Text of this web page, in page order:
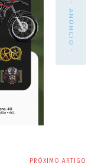
- ANÚNCIO -
PRÓXIMO ARTIGO